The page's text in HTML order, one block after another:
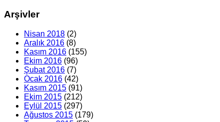
Arşivler
Nisan 2018 (2)
Aralık 2016 (8)
Kasım 2016 (155)
Ekim 2016 (96)
Şubat 2016 (7)
Ocak 2016 (42)
Kasım 2015 (91)
Ekim 2015 (212)
Eylül 2015 (297)
Ağustos 2015 (179)